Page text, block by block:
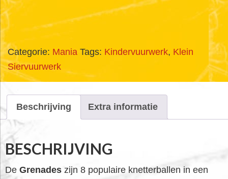
Categorie: Mania Tags: Kindervuurwerk, Klein
Siervuurwerk
Beschrijving Extra informatie
BESCHRIJVING
De Grenades zijn 8 populaire knetterballen in een